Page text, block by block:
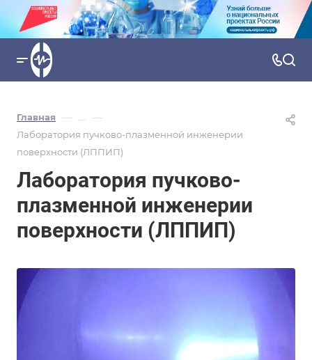
Главная — ... —
Лаборатория пучково-плазменной инженерии
поверхности (ЛППИП)
Лаборатория пучково-
плазменной инженерии
поверхности (ЛППИП)